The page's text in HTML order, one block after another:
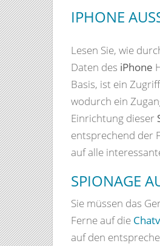
IPHONE
Lesen Sie, wie
Daten des iPhone
Basis, ist ein
wodurch ein
Einrichtung dieser
entsprechend der
auf alle
SPIONAGE
Sie müssen das
Ferne auf die
auf den